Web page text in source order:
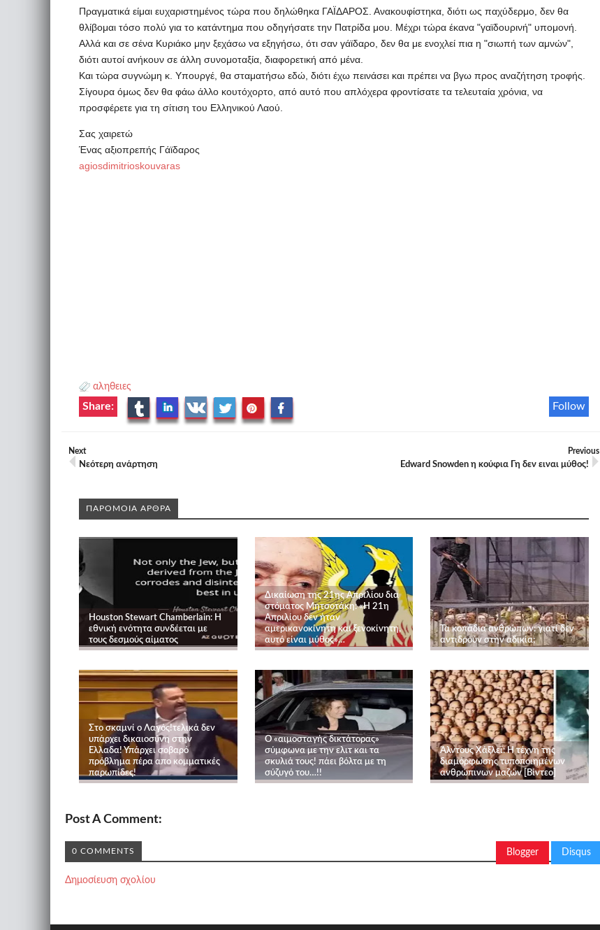
Πραγματικά είμαι ευχαριστημένος τώρα που δηλώθηκα ΓΑΪΔΑΡΟΣ. Ανακουφίστηκα, διότι ως παχύδερμο, δεν θα
θλίβομαι τόσο πολύ για το κατάντημα που οδηγήσατε την Πατρίδα μου. Μέχρι τώρα έκανα "γαϊδουρινή" υπομονή.
Αλλά και σε σένα Κυριάκο μην ξεχάσω να εξηγήσω, ότι σαν γάϊδαρο, δεν θα με ενοχλεί πια η "σιωπή των αμνών",
διότι αυτοί ανήκουν σε άλλη συνομοταξία, διαφορετική από μένα.
Και τώρα συγνώμη κ. Υπουργέ, θα σταματήσω εδώ, διότι έχω πεινάσει και πρέπει να βγω προς αναζήτηση τροφής.
Σίγουρα όμως δεν θα φάω άλλο κουτόχορτο, από αυτό που απλόχερα φροντίσατε τα τελευταία χρόνια, να
προσφέρετε για τη σίτιση του Ελληνικού Λαού.
Σας χαιρετώ
Ένας αξιοπρεπής Γάϊδαρος
agiosdimitrioskouvaras
αληθειες
Follow
Share:
Next
Νεότερη ανάρτηση
Previous
Edward Snowden η κούφια Γη δεν ειναι μύθος!
ΠΑΡΟΜΟΙΑ ΑΡΘΡΑ
Houston Stewart Chamberlain: Η
εθνική ενότητα συνδέεται με
τους δεσμούς αίματος
Δικαίωση της 21ης Απριλίου δια
στόματος Μητσοτάκη: «Η 21η
Απριλίου δεν ήταν
αμερικανοκίνητη και ξενοκίνητη,
αυτό είναι μύθος»…
Τα κοπάδια ανθρώπων: γιατί δεν
αντιδρούν στην αδικία;
Στο σκαμνί ο Λαγός!τελικά δεν
υπάρχει δικαιοσύνη στην
Ελλαδα! Υπάρχει σοβαρό
πρόβλημα πέρα απο κομματικές
παρωπίδες!
O «αιμοσταγής δικτάτορας»
σύμφωνα με την ελιτ και τα
σκυλιά τους! πάει βόλτα με τη
σύζυγό του…!!
Άλντους Χάξλεϊ: Η τέχνη της
διαμόρφωσης τυποποιημένων
ανθρώπινων μαζών [Βίντεο]
Post A Comment:
Blogger Disqus
0 COMMENTS
Δημοσίευση σχολίου